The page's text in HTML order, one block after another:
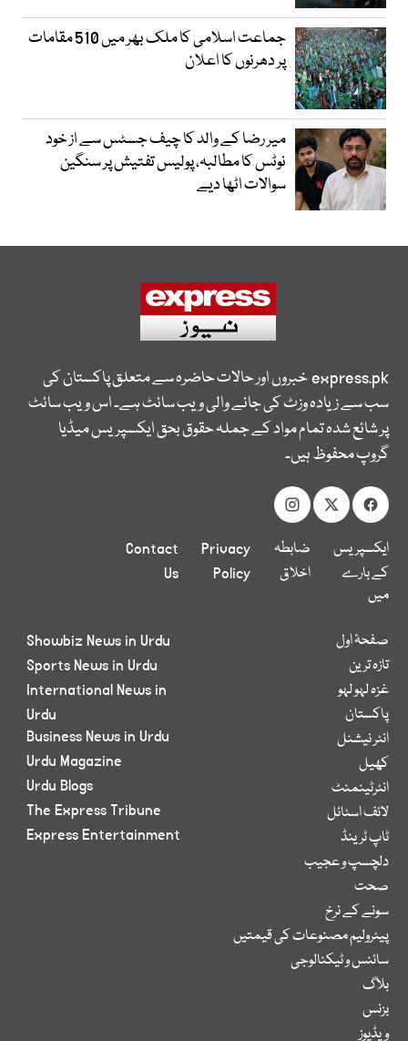
جماعت اسلامی کا ملک بھر میں 510 مقامات
پر دھرنوں کا اعلان
میر رضا کے والد کا چیف جسٹس سے از خود
نوٹس کا مطالبہ، پولیس تفتیش پر سنگین
سوالات اٹھا دیے
express.pkخبروں اور حالات حاضرہ سے متعلق پاکستان کی
سب سے زیادہ وزٹ کی جانے والی ویب سائٹ ہے۔ اس ویب سائٹ
پر شائع شدہ تمام مواد کے جملہ حقوق بحق ایکسپریس میڈیا
گروپ محفوظ ہیں۔
ایکسپریس
کے بارے
میں
ضابطہ
اخلاق
Privacy
Policy
Contact
Us
صفحۂ اول
تازہ ترین
غزہ لہو لہو
پاکستان
انٹر نیشنل
کھیل
انٹرٹینمنٹ
لائف اسٹائل
ٹاپ ٹرینڈ
دلچسپ و عجیب
صحت
سونے کے نرخ
پیٹرولیم مصنوعات کی قیمتیں
سائنس و ٹیکنالوجی
بلاگ
بزنس
ویڈیوز
Showbiz News in Urdu
Sports News in Urdu
International News in
Urdu
Business News in Urdu
Urdu Magazine
Urdu Blogs
The Express Tribune
Express Entertainment